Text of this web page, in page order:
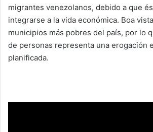
migrantes venezolanos, debido a que
integrarse a la vida económica. Boa
municipios más pobres del país, por lo
de personas representa una erogación
planificada.